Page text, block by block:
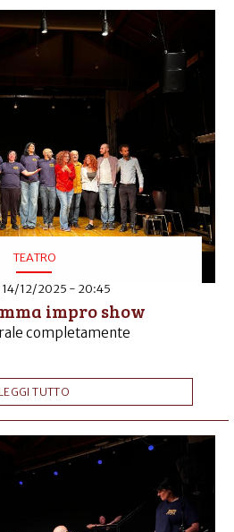
TEATRO
14/12/2025 - 20:45
impro show
completamente
LEGGI TUTTO